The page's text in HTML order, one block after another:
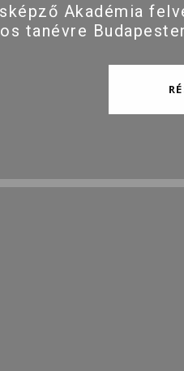
Akadémia
tanévre